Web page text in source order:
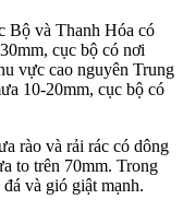
Bộ và Thanh Hóa có
cục bộ có nơi
vực cao nguyên Trung
10-20mm, cục bộ có
rào và rải rác có dông
to trên 70mm. Trong
và gió giật mạnh.